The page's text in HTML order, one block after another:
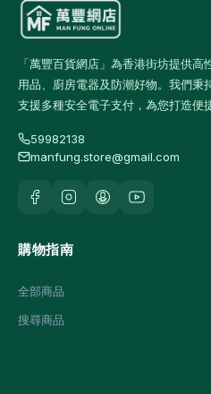
「萬豐百貨網店」為香港街坊提供
用品、廚房電器及防潮好物。我們秉
支援多種安全電子支付，為您打造便
59982138
manfung.store@gmail.com
購物指南
全部商品
搜尋商品